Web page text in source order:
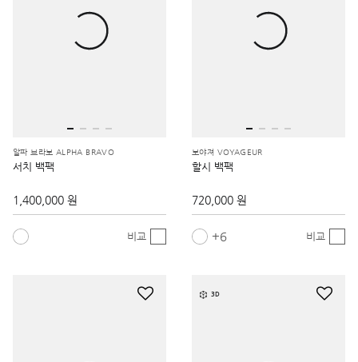
알파 브라보 ALPHA BRAVO
서치 백팩
1,400,000 원
비교
보야져 VOYAGEUR
할시 백팩
720,000 원
6 비교
3D